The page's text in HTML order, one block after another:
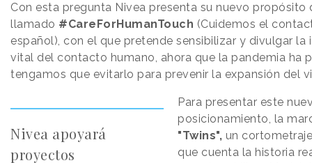
Con esta pregunta Nivea presenta su nuevo propósito
llamado #CareForHumanTouch (Cuidemos el
español), con el que pretende sensibilizar y divulgar la
vital del contacto humano, ahora que la pandemia ha
tengamos que evitarlo para prevenir la expansión del
Nivea apoyará
proyectos
Para presentar este
posicionamiento, la
"Twins", un
que cuenta la historia